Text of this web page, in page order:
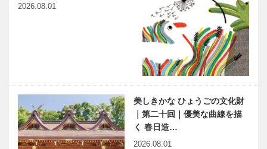
2026.08.01
美しきかな ひょうごの文化財
｜第二十回｜優美な曲線を描
く 春日造…
2026.08.01